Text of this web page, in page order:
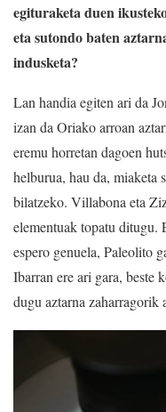
egituraketa duen
eta sutondo baten
indusketa?
Lan handia egiten ari da
izan da Oriako arroan
eremu horretan dagoen
helburua, hau da, miaketa
bilatzeko. Villabona eta
elementuak topatu ditugu.
espero genuela, Paleolito
Ibarran ere ari gara, beste
dugu aztarna zaharragorik